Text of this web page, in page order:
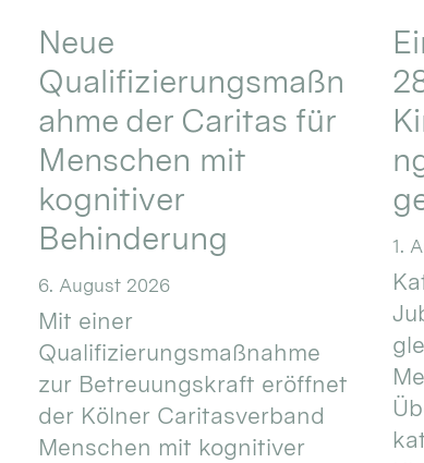
Neue
Qualifizierungsmaßn
ahme der Caritas für
Menschen mit
kognitiver
Behinderung
6. August 2026
Mit einer
Qualifizierungsmaßnahme
zur Betreuungskraft eröffnet
der Kölner Caritasverband
Menschen mit kognitiver
1.